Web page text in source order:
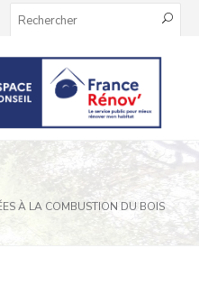
AUX PARTICULIERS
À LA COMBUSTION DU BOIS